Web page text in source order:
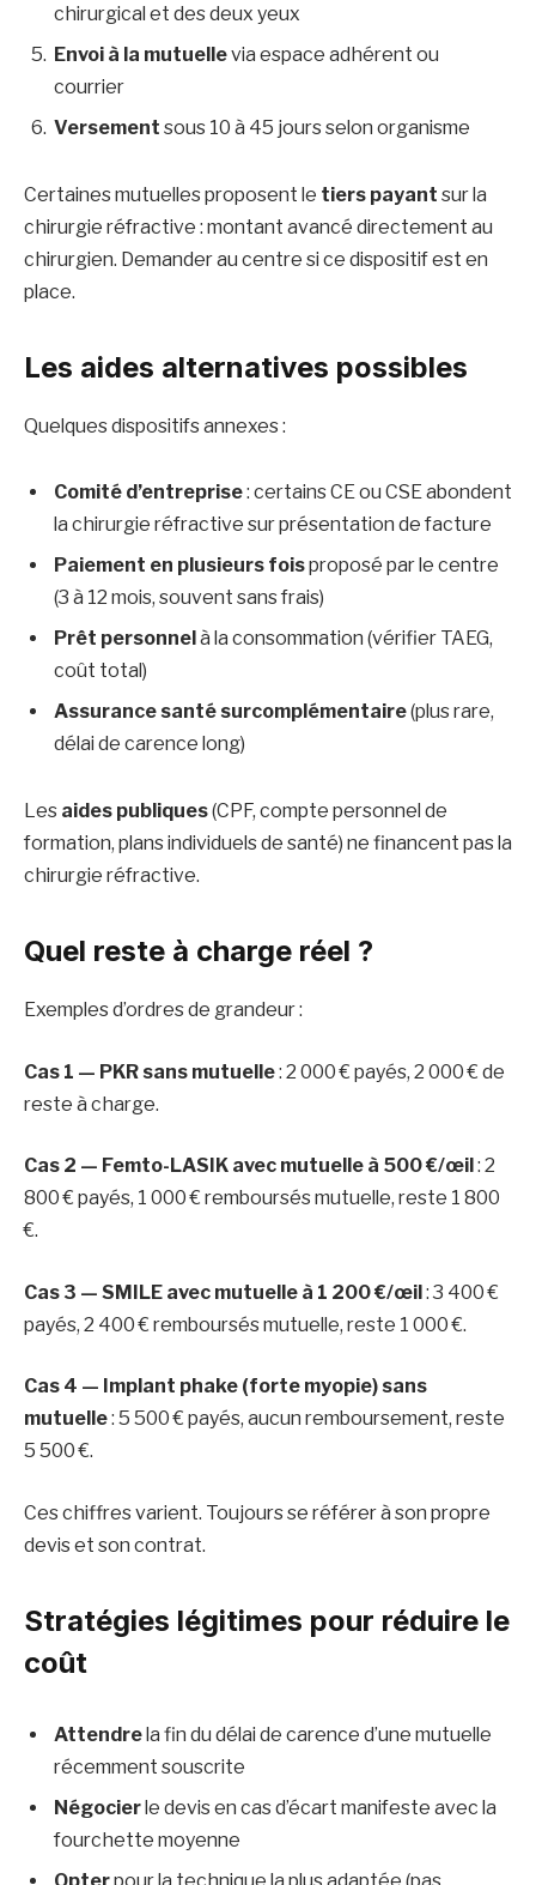
chirurgical et des deux yeux
Envoi à la mutuellevia espace adhérent ou
courrier
Versement sous 10 à 45 jours selon organisme
Certaines mutuelles proposent le tiers payant sur la
chirurgie réfractive : montant avancé directement au
chirurgien. Demander au centre si ce dispositif est en
place.
Les aides alternatives possibles
Quelques dispositifs annexes :
Comité d’entreprise: certains CE ou CSE abondent
la chirurgie réfractive sur présentation de facture
Paiement en plusieurs foisproposé par le centre
(3 à 12 mois, souvent sans frais)
Prêt personnel à la consommation (vérifier TAEG,
coût total)
Assurance santé surcomplémentaire(plus rare,
délai de carence long)
Les aides publiques(CPF, compte personnel de
formation, plans individuels de santé) ne financent pas la
chirurgie réfractive.
Quel reste à charge réel ?
Exemples d’ordres de grandeur :
Cas 1 — PKR sans mutuelle: 2 000 € payés, 2 000 € de
reste à charge.
Cas 2 — Femto-LASIK avec mutuelle à 500 €/œil : 2
800 € payés, 1 000 € remboursés mutuelle, reste 1 800
€.
Cas 3 — SMILE avec mutuelle à 1 200 €/œil: 3 400 €
payés, 2 400 € remboursés mutuelle, reste 1 000 €.
Cas 4 — Implant phake (forte myopie) sans
mutuelle: 5 500 € payés, aucun remboursement, reste
5 500 €.
Ces chiffres varient. Toujours se référer à son propre
devis et son contrat.
Stratégies légitimes pour réduire le
coût
Attendrela fin du délai de carence d’une mutuelle
récemment souscrite
Négocierle devis en cas d’écart manifeste avec la
fourchette moyenne